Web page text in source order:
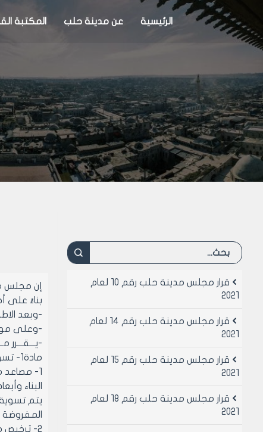
الرئيسية عن مدينة حلب المكتبة
إن مجلس
بناءً على أحكام قانون الإدارة
-وبعد
-وعلى موافقة
-يـــقـــرر
مادة1- تسوى أوضاع المصاعد القائمة أو المطلوب ترخيصها في الأبنية كما يلي:
البناء
يتم
المفروضة
قرار مجلس مدينة حلب رقم 10 لعام
2021
قرار مجلس مدينة حلب رقم 14 لعام
2021
قرار مجلس مدينة حلب رقم 15 لعام
2021
قرار مجلس مدينة حلب رقم 18 لعام
2021